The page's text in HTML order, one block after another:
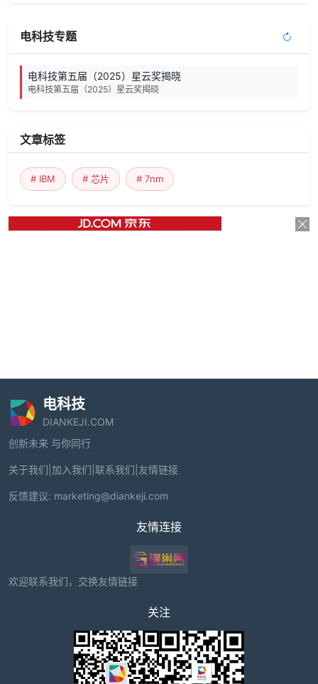
电科技专题
电科技第五届（2025）星云奖揭晓
电科技第五届（2025）星云奖揭晓
文章标签
# IBM # 芯片 # 7nm
电科技
DIANKEJI.COM
创新未来 与你同行
关于我们 加入我们 联系我们 友情链接
反馈建议: marketing@diankeji.com
友情连接
欢迎联系我们，交换友情链接
关注